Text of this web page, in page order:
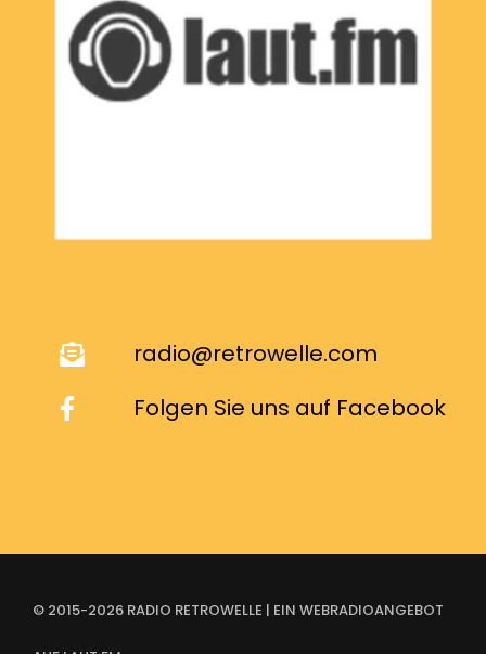
radio@retrowelle.com
Folgen Sie uns auf Facebook
© 2015-2026 RADIO RETROWELLE | EIN WEBRADIOANGEBOT